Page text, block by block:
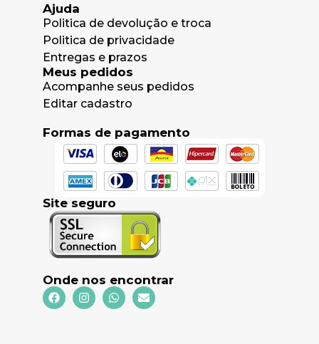
Ajuda
Politica de devolução e troca
Politica de privacidade
Entregas e prazos
Meus pedidos
Acompanhe seus pedidos
Editar cadastro
Formas de pagamento
Site seguro
Onde nos encontrar